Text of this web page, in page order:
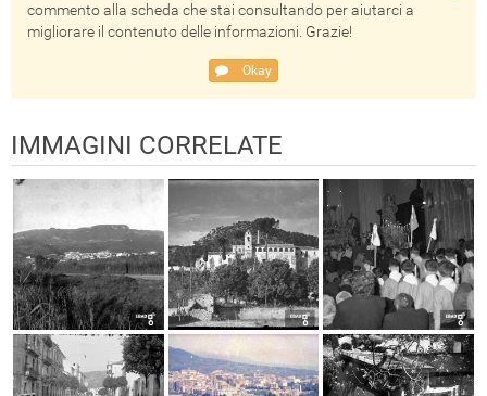
commento alla scheda che stai consultando per aiutarci a
migliorare il contenuto delle informazioni. Grazie!
Okay
IMMAGINI CORRELATE